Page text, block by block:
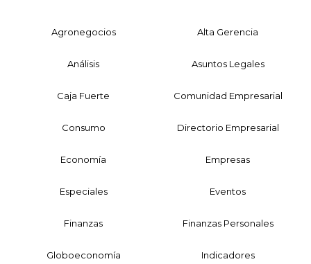
Agronegocios Alta Gerencia
Análisis Asuntos Legales
Caja Fuerte Comunidad Empresarial
Consumo Directorio Empresarial
Economía Empresas
Especiales Eventos
Finanzas Finanzas Personales
Globoeconomía Indicadores